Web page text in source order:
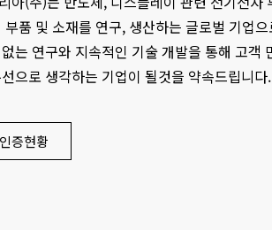
부품 및 소재를 연구, 생산하는 글로벌 기업으
는 연구와 지속적인 기술 개발을 통해 고객
으로 생각하는 기업이 될것을 약속드립니다.
증현황